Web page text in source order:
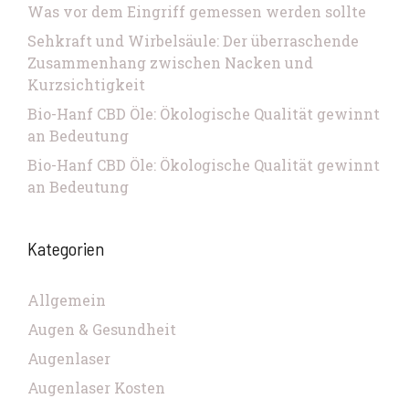
Was vor dem Eingriff gemessen werden sollte
Sehkraft und Wirbelsäule: Der überraschende
Zusammenhang zwischen Nacken und
Kurzsichtigkeit
Bio-Hanf CBD Öle: Ökologische Qualität gewinnt
an Bedeutung
Bio-Hanf CBD Öle: Ökologische Qualität gewinnt
an Bedeutung
Kategorien
Allgemein
Augen & Gesundheit
Augenlaser
Augenlaser Kosten